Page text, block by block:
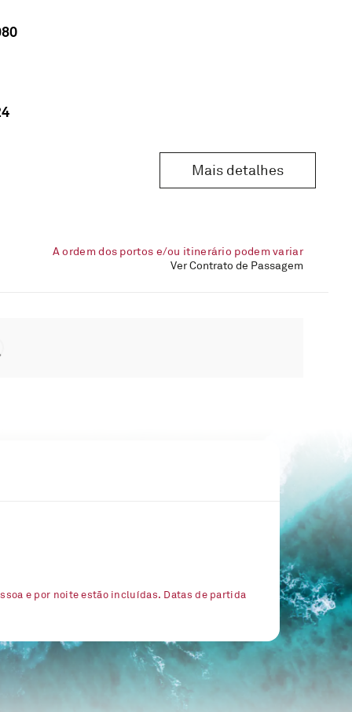
Mais detalhes
A ordem dos portos e/ou itinerário podem variar
Ver Contrato de Passagem
e por noite estão incluídas. Datas de partida